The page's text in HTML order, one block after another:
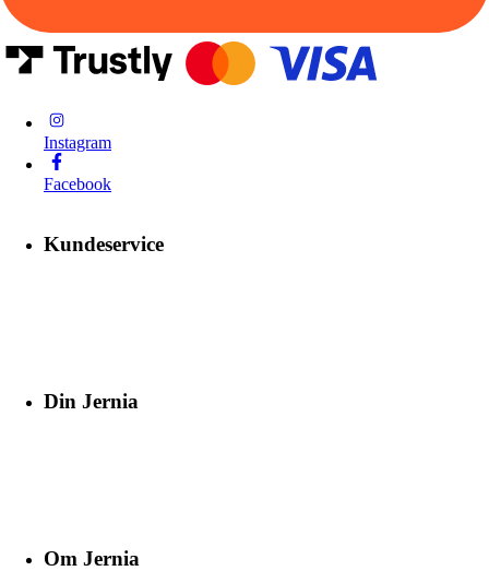
Instagram
Facebook
Kundeservice
Din Jernia
Om Jernia